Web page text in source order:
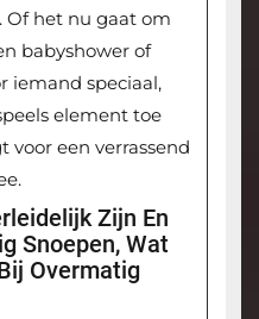
Of het nu gaat om
babyshower of
iemand speciaal,
element toe
voor een verrassend
Zijn En
Snoepen, Wat
Overmatig